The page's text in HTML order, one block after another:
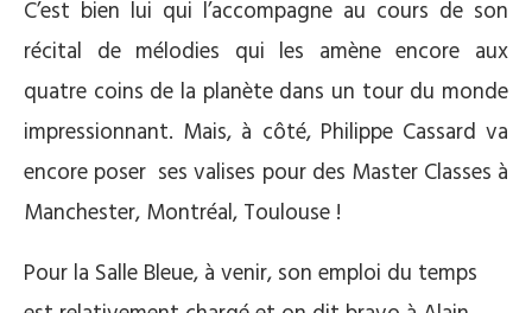
C’est bien lui qui l’accompagne au cours de son
récital de mélodies qui les amène encore aux
quatre coins de la planète dans un tour du monde
impressionnant. Mais, à côté, Philippe Cassard va
encore poser ses valises pour des Master Classes à
Manchester, Montréal, Toulouse !
Pour la Salle Bleue, à venir, son emploi du temps